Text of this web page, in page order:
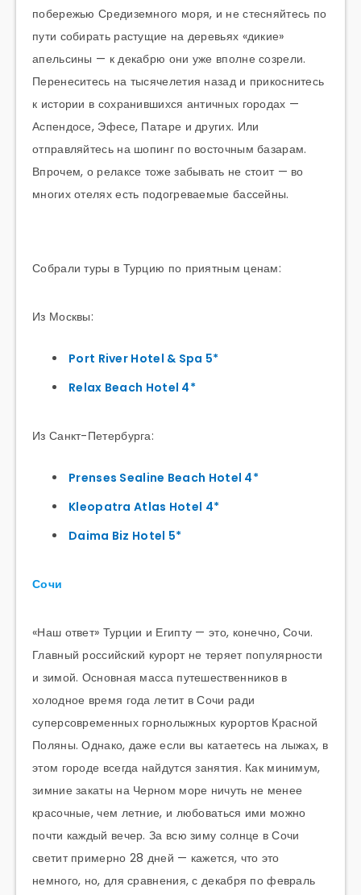
побережью Средиземного моря, и не стесняйтесь по
пути собирать растущие на деревьях «дикие»
апельсины — к декабрю они уже вполне созрели.
Перенеситесь на тысячелетия назад и прикоснитесь
к истории в сохранившихся античных городах —
Аспендосе, Эфесе, Патаре и других. Или
отправляйтесь на шопинг по восточным базарам.
Впрочем, о релаксе тоже забывать не стоит — во
многих отелях есть подогреваемые бассейны.
Собрали туры в Турцию по приятным ценам:
Из Москвы:
Port River Hotel & Spa 5*
Relax Beach Hotel 4*
Из Санкт-Петербурга:
Prenses Sealine Beach Hotel 4*
Kleopatra Atlas Hotel 4*
Daima Biz Hotel 5*
Сочи
«Наш ответ» Турции и Египту — это, конечно, Сочи.
Главный российский курорт не теряет популярности
и зимой. Основная масса путешественников в
холодное время года летит в Сочи ради
суперсовременных горнолыжных курортов Красной
Поляны. Однако, даже если вы катаетесь на лыжах, в
этом городе всегда найдутся занятия. Как минимум,
зимние закаты на Черном море ничуть не менее
красочные, чем летние, и любоваться ими можно
почти каждый вечер. За всю зиму солнце в Сочи
светит примерно 28 дней — кажется, что это
немного, но, для сравнения, с декабря по февраль